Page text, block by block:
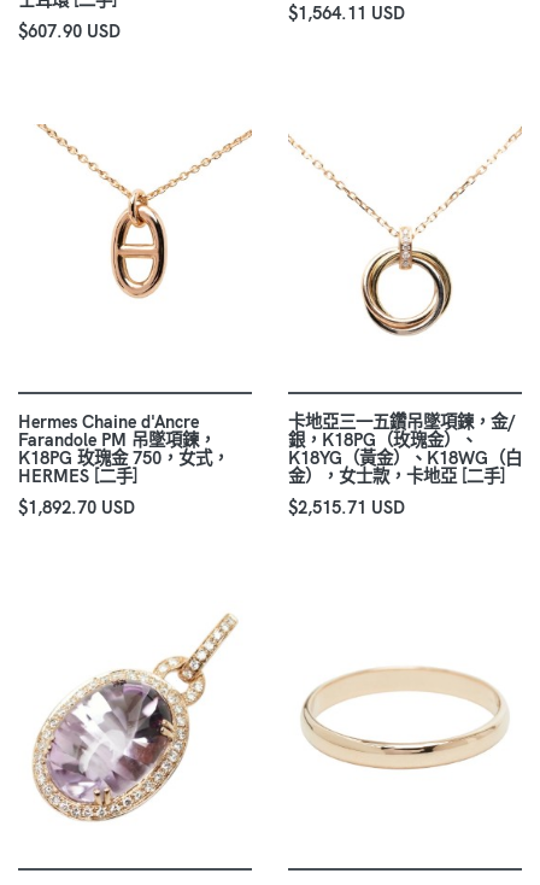
$607.90 USD
$1,564.11 USD
Hermes Chaine d'Ancre
Farandole PM 吊墜項鍊，
K18PG 玫瑰金 750，女式，
HERMES [二手]
$1,892.70 USD
卡地亞三一五鑽吊墜項鍊，金/
銀，K18PG（玫瑰金）、
K18YG（黃金）、K18WG（白
金），女士款，卡地亞 [二手]
$2,515.71 USD